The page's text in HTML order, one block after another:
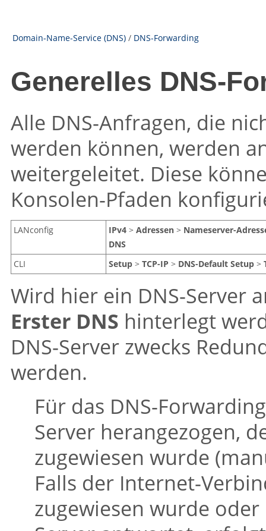
Domain-Name-Service (DNS) / DNS-Forwarding
Generelles DNS-
Alle DNS-Anfragen, die
werden können, werden
weitergeleitet. Diese
Konsolen-Pfaden
LANconfig IPv4 > Adressen > Nameserver-
DNS
CLI
Setup > TCP-IP > DNS-Default Setup >
Wird hier ein DNS-Server
Erster DNS hinterlegt
DNS-Server zwecks
werden.
Für das DNS-
Server herangezogen,
zugewiesen wurde
Falls der Internet-
zugewiesen wurde